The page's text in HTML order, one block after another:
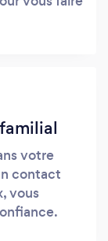
votre
contact
vous